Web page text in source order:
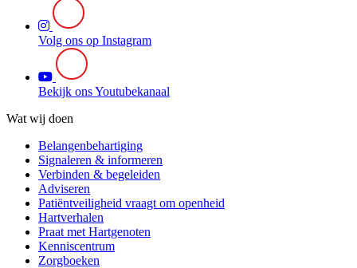
Volg ons op Instagram
Bekijk ons Youtubekanaal
Wat wij doen
Belangenbehartiging
Signaleren & informeren
Verbinden & begeleiden
Adviseren
Patiëntveiligheid vraagt om openheid
Hartverhalen
Praat met Hartgenoten
Kenniscentrum
Zorgboeken